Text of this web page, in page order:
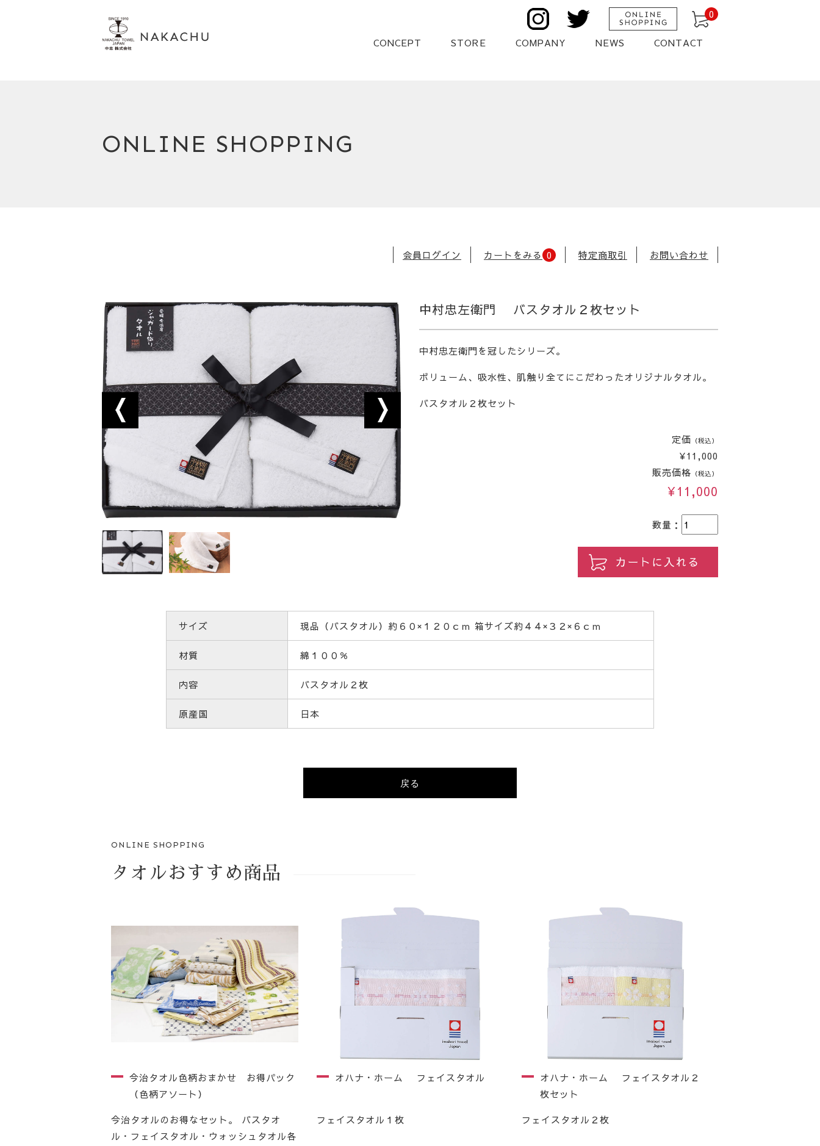
CONCEPT STORE COMPANY NEWS CONTACT
0
ONLINE SHOPPING
会員ログイン カートをみる 0 特定商取引 お問い合わせ
中村忠左衛門 バスタオル２枚セット
中村忠左衛門を冠したシリーズ。
ボリューム、吸水性、肌触り全てにこだわったオリジナルタオル。
バスタオル２枚セット
定価 （税込）
¥11,000
販売価格 （税込）
¥11,000
数量：
サイズ 現品（バスタオル）約６０×１２０ｃｍ 箱サイズ約４４×３２×６ｃｍ
材質 綿１００％
内容 バスタオル２枚
原産国 日本
戻る
ONLINE SHOPPING
タオルおすすめ商品
今治タオル色柄おまかせ お得パック
（色柄アソート）
今治タオルのお得なセット。 バスタオ
ル・フェイスタオル・ウォッシュタオル各
オハナ・ホーム フェイスタオル
フェイスタオル１枚
オハナ・ホーム フェイスタオル２
枚セット
フェイスタオル２枚